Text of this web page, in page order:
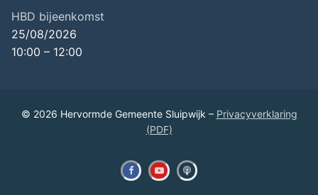
HBD bijeenkomst
25/08/2026
10:00 – 12:00
© 2026 Hervormde Gemeente Sluipwijk – Privacyverklaring
(PDF)